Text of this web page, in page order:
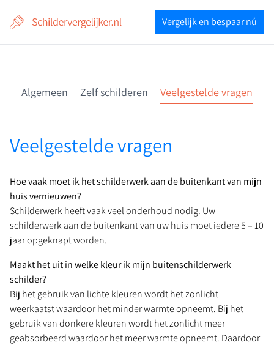
Vergelijk en bespaar nú
Algemeen Zelf schilderen Veelgestelde vragen
Veelgestelde vragen
Hoe vaak moet ik het schilderwerk aan de buitenkant van mijn
huis vernieuwen?
Schilderwerk heeft vaak veel onderhoud nodig. Uw
schilderwerk aan de buitenkant van uw huis moet iedere 5 – 10
jaar opgeknapt worden.
Maakt het uit in welke kleur ik mijn buitenschilderwerk
schilder?
Bij het gebruik van lichte kleuren wordt het zonlicht
weerkaatst waardoor het minder warmte opneemt. Bij het
gebruik van donkere kleuren wordt het zonlicht meer
geabsorbeerd waardoor het meer warmte opneemt. Daardoor